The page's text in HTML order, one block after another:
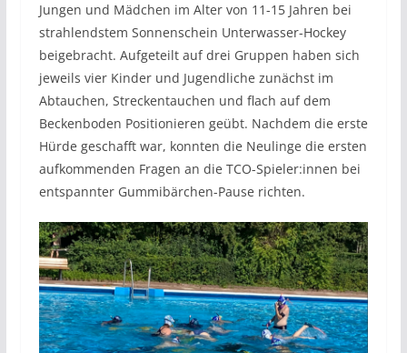
Jungen und Mädchen im Alter von 11-15 Jahren bei
strahlendstem Sonnenschein Unterwasser-Hockey
beigebracht. Aufgeteilt auf drei Gruppen haben sich
jeweils vier Kinder und Jugendliche zunächst im
Abtauchen, Streckentauchen und flach auf dem
Beckenboden Positionieren geübt. Nachdem die erste
Hürde geschafft war, konnten die Neulinge die ersten
aufkommenden Fragen an die TCO-Spieler:innen bei
entspannter Gummibärchen-Pause richten.